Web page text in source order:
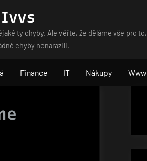
Ivvs
ty chyby. Ale věřte, že děláme vše pro
chyby nenarazili.
Finance IT Nákupy Www